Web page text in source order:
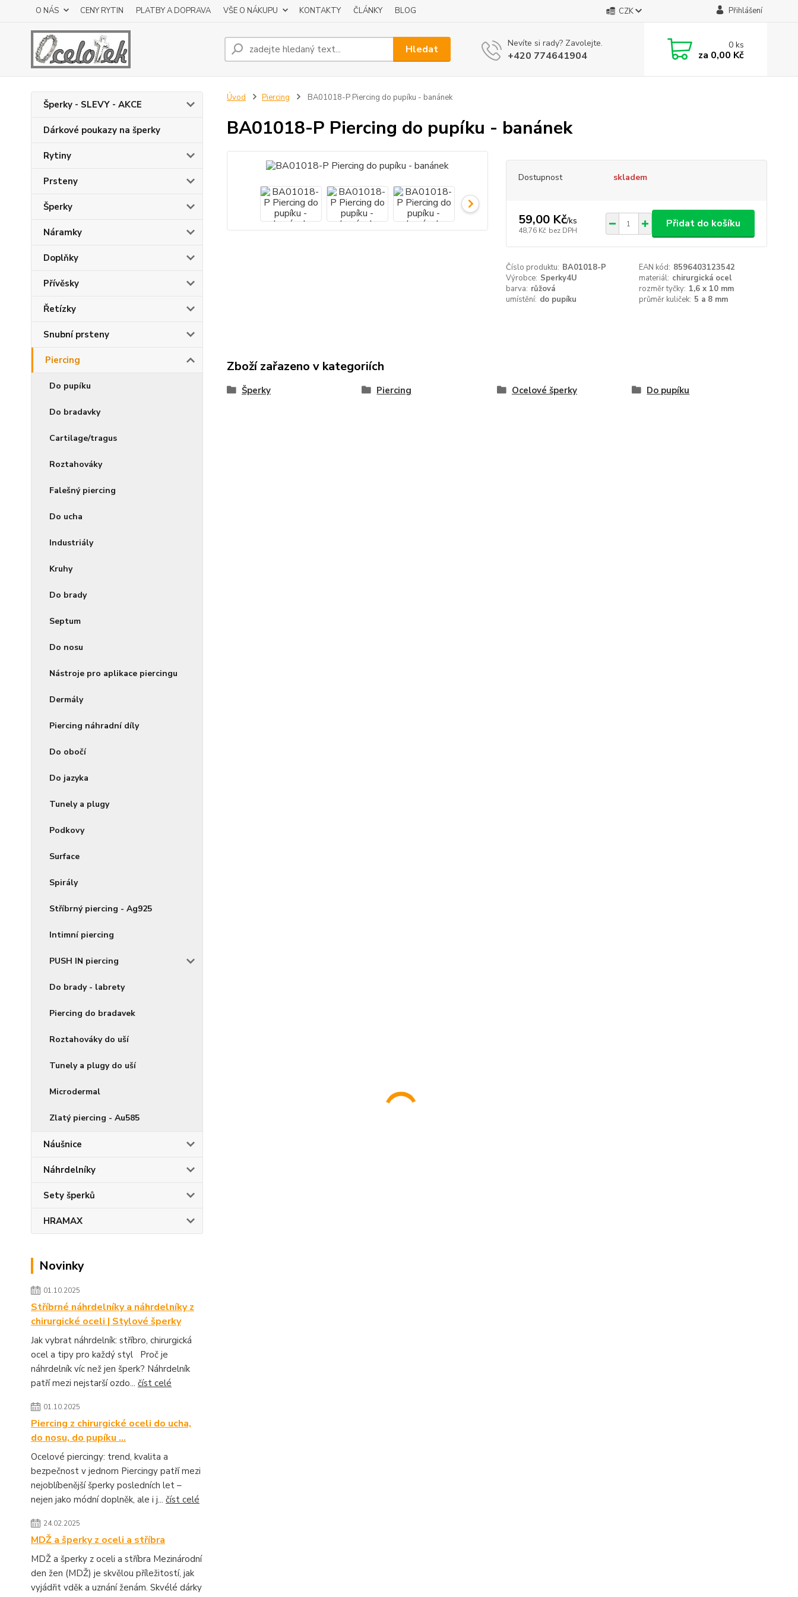
O NÁS CENY RYTIN PLATBY A DOPRAVA VŠE O NÁKUPU KONTAKTY ČLÁNKY BLOG CZK Přihlášení
Hledat Nevíte si rady? Zavolejte.
+420 774641904
0ks
za 0,00 Kč
Šperky - SLEVY - AKCE
Dárkové poukazy na šperky
Rytiny
Prsteny
Šperky
Náramky
Doplňky
Přívěsky
Řetízky
Snubní prsteny
Piercing
Do pupíku
Do bradavky
Cartilage/tragus
Roztahováky
Falešný piercing
Do ucha
Industriály
Kruhy
Do brady
Septum
Do nosu
Nástroje pro aplikace piercingu
Dermály
Piercing náhradní díly
Do obočí
Do jazyka
Tunely a plugy
Podkovy
Surface
Spirály
Stříbrný piercing - Ag925
Intimní piercing
PUSH IN piercing
Do brady - labrety
Piercing do bradavek
Roztahováky do uší
Tunely a plugy do uší
Microdermal
Zlatý piercing - Au585
Náušnice
Náhrdelníky
Sety šperků
HRAMAX
Novinky
01.10.2025
Stříbrné náhrdelníky a náhrdelníky z
chirurgické oceli | Stylové šperky
Jak vybrat náhrdelník: stříbro, chirurgická
ocel a tipy pro každý styl Proč je
náhrdelník víc než jen šperk? Náhrdelník
patří mezi nejstarší ozdo... číst celé
01.10.2025
Piercing z chirurgické oceli do ucha,
do nosu, do pupíku ...
Ocelové piercingy: trend, kvalita a
bezpečnost v jednom Piercingy patří mezi
nejoblíbenější šperky posledních let –
nejen jako módní doplněk, ale i j... číst celé
24.02.2025
MDŽ a šperky z oceli a stříbra
MDŽ a šperky z oceli a stříbra Mezinárodní
den žen (MDŽ) je skvělou příležitostí, jak
vyjádřit vděk a uznání ženám. Skvélé dárky
Úvod Piercing BA01018-P Piercing do pupíku - banánek
BA01018-P Piercing do pupíku - banánek
Dostupnost skladem
59,00 Kč/ks
48,76 Kč bez DPH
Přidat do košíku
Číslo produktu: BA01018-P EAN kód: 8596403123542
Výrobce: Sperky4U materiál: chirurgická ocel
barva: růžová rozměr tyčky: 1,6 x 10 mm
umístění: do pupíku průměr kuliček: 5 a 8 mm
Zboží zařazeno v kategoriích
Šperky Piercing Ocelové šperky Do pupíku